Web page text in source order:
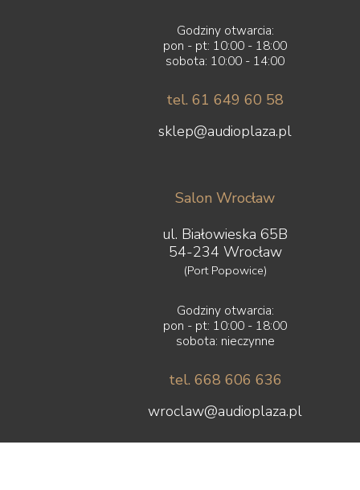
Godziny otwarcia:
pon - pt: 10:00 - 18:00
sobota: 10:00 - 14:00
tel. 61 649 60 58
sklep@audioplaza.pl
Salon Wrocław
ul. Białowieska 65B
54-234 Wrocław
(Port Popowice)
Godziny otwarcia:
pon - pt: 10:00 - 18:00
sobota: nieczynne
tel. 668 606 636
wroclaw@audioplaza.pl